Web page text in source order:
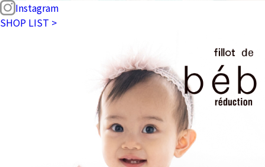
Instagram
SHOP LIST >